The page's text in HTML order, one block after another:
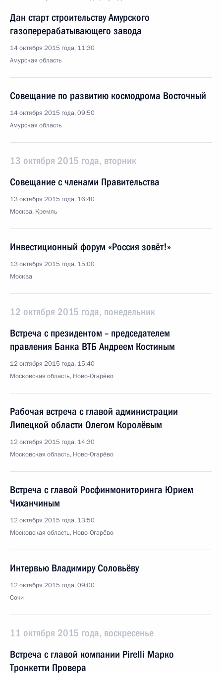
Дан старт строительству Амурского
газоперерабатывающего завода
14 октября 2015 года, 11:30
Амурская область
Совещание по развитию космодрома Восточный
14 октября 2015 года, 09:50
Амурская область
13 октября 2015 года, вторник
Совещание с членами Правительства
13 октября 2015 года, 16:40
Москва, Кремль
Инвестиционный форум «Россия зовёт!»
13 октября 2015 года, 15:00
Москва
12 октября 2015 года, понедельник
Встреча с президентом – председателем
правления Банка ВТБ Андреем Костиным
12 октября 2015 года, 15:40
Московская область, Ново-Огарёво
Рабочая встреча с главой администрации
Липецкой области Олегом Королёвым
12 октября 2015 года, 14:30
Московская область, Ново-Огарёво
Встреча с главой Росфинмониторинга Юрием
Чиханчиным
12 октября 2015 года, 13:50
Московская область, Ново-Огарёво
Интервью Владимиру Соловьёву
12 октября 2015 года, 09:00
Сочи
11 октября 2015 года, воскресенье
Встреча с главой компании Pirelli Марко
Тронкетти Провера